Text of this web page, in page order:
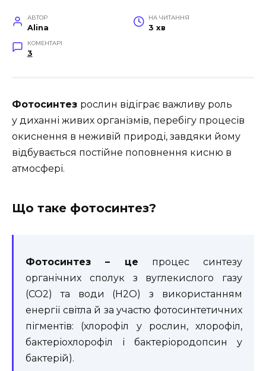
АВТОР
Alina
НА ЧИТАННЯ
3 хв
КОМЕНТАРІ
3
Фотосинтез рослин відіграє важливу роль
у диханні живих організмів, перебігу процесів
окиснення в неживій природі, завдяки йому
відбувається постійне поповнення кисню в
атмосфері.
Що таке фотосинтез?
Фотосинтез – це процес синтезу
органічних сполук з вуглекислого газу
(СО2) та води (Н2О) з використанням
енергії світла й за участю фотосинтетичних
пігментів: (хлорофіл у рослин, хлорофіл,
бактеріохлорофіл і бактеріородопсин у
бактерій).